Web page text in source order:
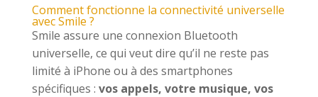
Comment fonctionne la connectivité universelle
avec Smile ?
Smile assure une connexion Bluetooth
universelle, ce qui veut dire qu’il ne reste pas
limité à iPhone ou à des smartphones
spécifiques : vos appels, votre musique, vos